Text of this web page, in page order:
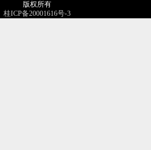
版权所有
桂ICP备20001616号-3